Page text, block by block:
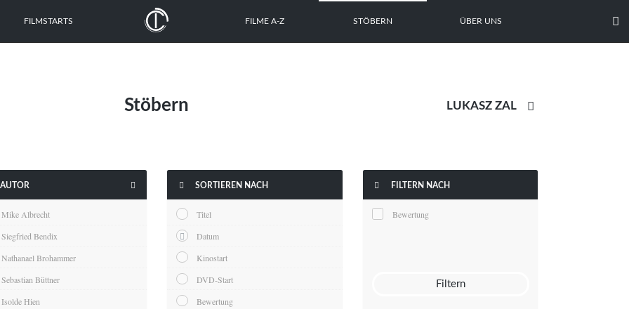
FILMSTARTS FILME A-Z STÖBERN ÜBER UNS 
Stöbern 
AUTOR 
Mike Albrecht
Siegfried Bendix
Nathanael Brohammer
Sebastian Büttner
Isolde Hien
 SORTIEREN NACH
Titel
Datum
Kinostart
DVD-Start
Bewertung
 FILTERN NACH
Bewertung
Filtern